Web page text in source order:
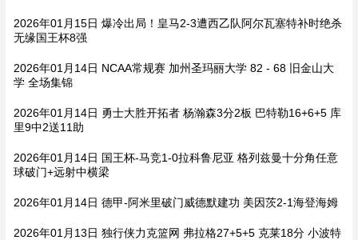
2026年01月15日 爆冷出局！皇马2-3遭西乙队阿尔瓦塞特补时绝杀
无缘国王杯8强
2026年01月14日 NCAA常规赛 加州圣玛丽大学 82 - 68 旧金山大
学 全场集锦
2026年01月14日 勇士大胜开拓者 杨瀚森3分2板 巴特勒16+6+5 库
里9中2送11助
2026年01月14日 国王杯-马竞1-0拉科鲁尼亚 格列兹曼十分角任意
球破门+远射中横梁
2026年01月14日 德甲-阿米里破门威德默建功 美因茨2-1海登海姆
2026年01月13日 独行侠力克篮网 弗拉格27+5+5 克莱18分 小波特